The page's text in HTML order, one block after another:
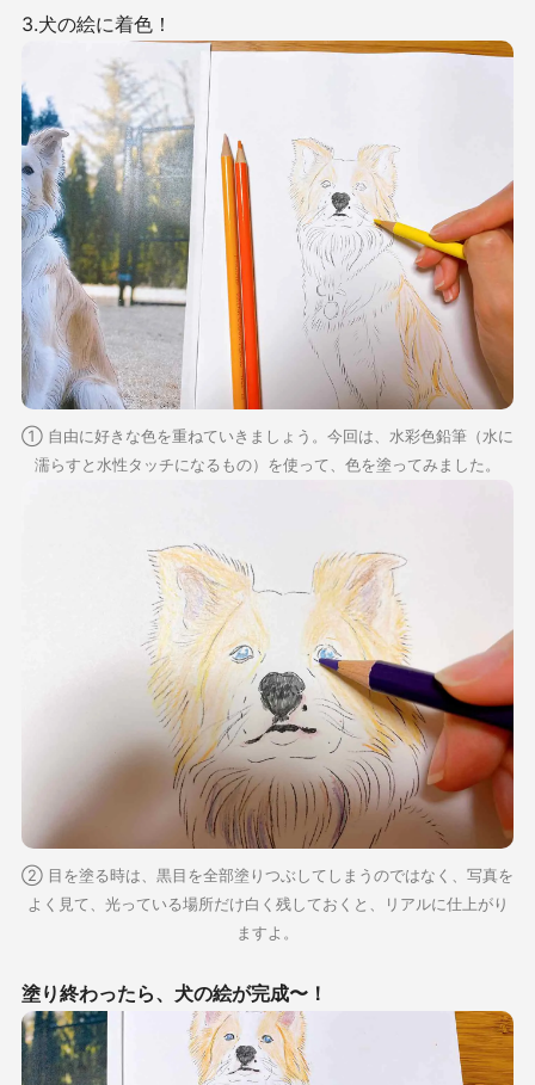
3.犬の絵に着色！
① 自由に好きな色を重ねていきましょう。今回は、水彩色鉛筆（水に
濡らすと水性タッチになるもの）を使って、色を塗ってみました。
② 目を塗る時は、黒目を全部塗りつぶしてしまうのではなく、写真を
よく見て、光っている場所だけ白く残しておくと、リアルに仕上がり
ますよ。
塗り終わったら、犬の絵が完成〜！